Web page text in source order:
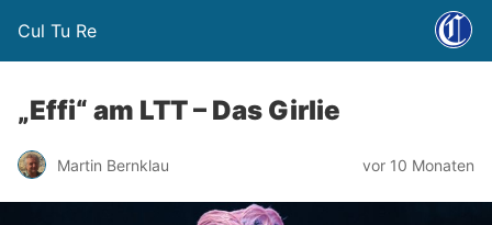
Cul Tu Re
„Effi“ am LTT – Das Girlie
Martin Bernklau vor 10 Monaten